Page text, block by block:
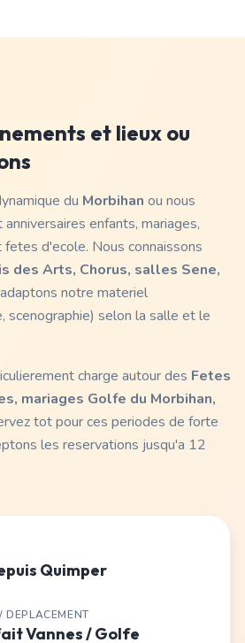
et lieux ou
du Morbihan ou nous
enfants, mariages,
d'ecole. Nous connaissons
des Arts, Chorus, salles Sene,
notre materiel
scenographie) selon la salle et le
charge autour des Fetes
mariages Golfe du Morbihan,
tot pour ces periodes de forte
les reservations jusqu'a 12
Quimper
DEPLACEMENT
Vannes / Golfe